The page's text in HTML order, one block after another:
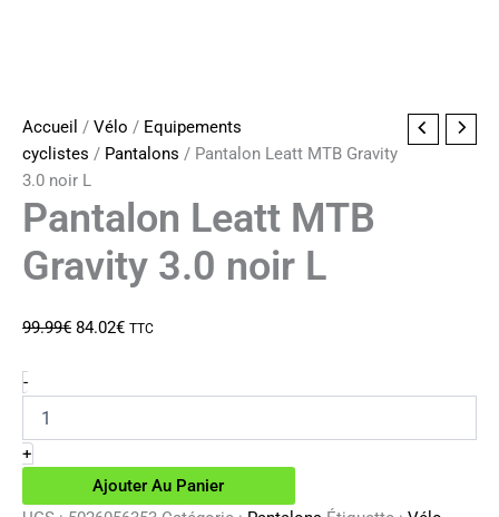
Accueil / Vélo / Equipements
cyclistes / Pantalons / Pantalon Leatt MTB Gravity
3.0 noir L
Pantalon Leatt MTB
Gravity 3.0 noir L
99.99€ Le
84.02€Le
TTC
-quantité
de
Pantalon
Leatt
MTB
3.0
+
Ajouter Au Panier